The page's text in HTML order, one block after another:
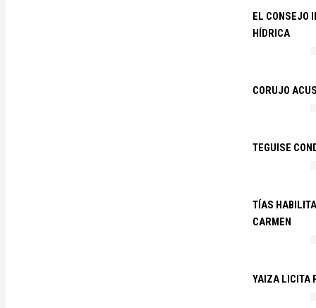
EL CONSEJO
HÍDRICA
CORUJO
TEGUISE
TÍAS
CARMEN
YAIZA LICITA